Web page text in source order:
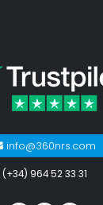
info@360nrs.com
(+34) 964 52 33 31